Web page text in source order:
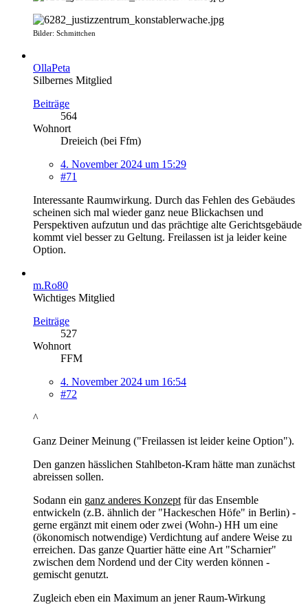
Bilder: Schmittchen
OllaPeta
Silbernes Mitglied
Beiträge
564
Wohnort
Dreieich (bei Ffm)
4. November 2024 um 15:29
#71
Interessante Raumwirkung. Durch das Fehlen des Gebäudes
scheinen sich mal wieder ganz neue Blickachsen und
Perspektiven aufzutun und das prächtige alte Gerichtsgebäude
kommt viel besser zu Geltung. Freilassen ist ja leider keine
Option.
m.Ro80
Wichtiges Mitglied
Beiträge
527
Wohnort
FFM
4. November 2024 um 16:54
#72
^
Ganz Deiner Meinung ("Freilassen ist leider keine Option").
Den ganzen hässlichen Stahlbeton-Kram hätte man zunächst
abreissen sollen.
Sodann ein ganz anderes Konzept für das Ensemble
entwickeln (z.B. ähnlich der "Hackeschen Höfe" in Berlin) -
gerne ergänzt mit einem oder zwei (Wohn-) HH um eine
(ökonomisch notwendige) Verdichtung auf andere Weise zu
erreichen. Das ganze Quartier hätte eine Art "Scharnier"
zwischen dem Nordend und der City werden können -
gemischt genutzt.
Zugleich eben ein Maximum an jener Raum-Wirkung